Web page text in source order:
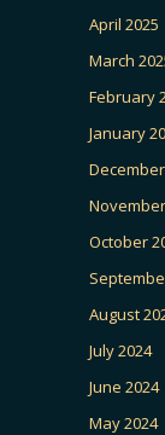
April 2025
March
February
January
October
August
July 2024
June 2024
May 2024